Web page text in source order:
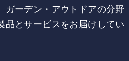
ガーデン・アウトドアの分野
品とサービスをお届けしてい